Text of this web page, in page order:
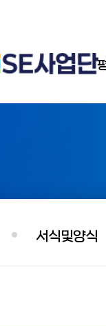
서식및양식